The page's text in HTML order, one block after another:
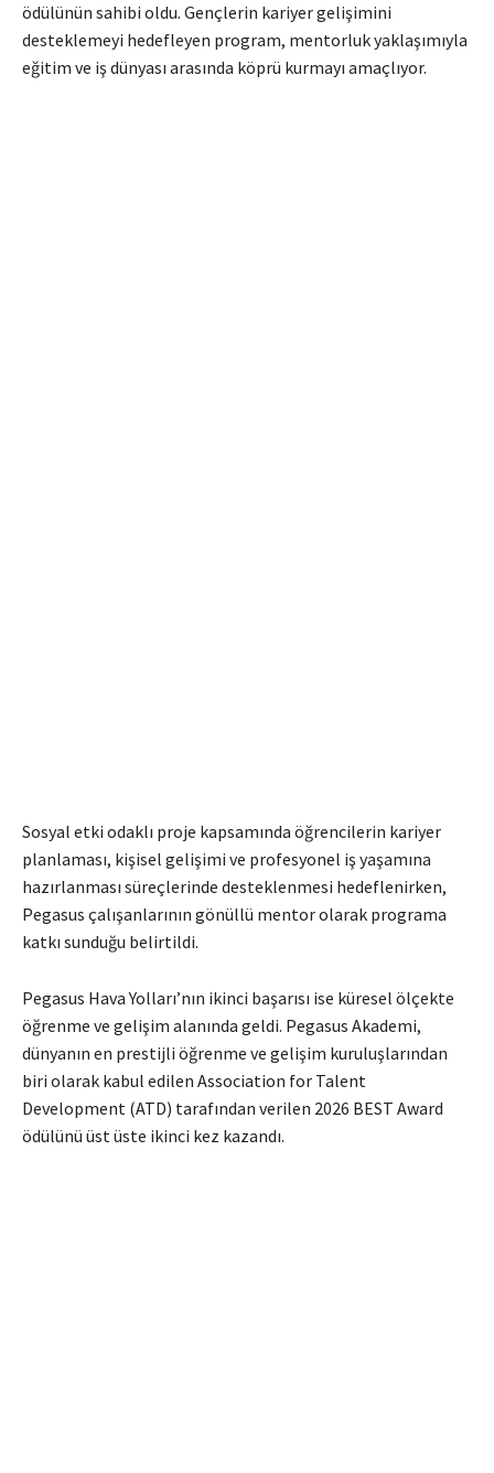
ödülünün sahibi oldu. Gençlerin kariyer gelişimini
desteklemeyi hedefleyen program, mentorluk yaklaşımıyla
eğitim ve iş dünyası arasında köprü kurmayı amaçlıyor.
Sosyal etki odaklı proje kapsamında öğrencilerin kariyer
planlaması, kişisel gelişimi ve profesyonel iş yaşamına
hazırlanması süreçlerinde desteklenmesi hedeflenirken,
Pegasus çalışanlarının gönüllü mentor olarak programa
katkı sunduğu belirtildi.
Pegasus Hava Yolları’nın ikinci başarısı ise küresel ölçekte
öğrenme ve gelişim alanında geldi. Pegasus Akademi,
dünyanın en prestijli öğrenme ve gelişim kuruluşlarından
biri olarak kabul edilen Association for Talent
Development (ATD) tarafından verilen 2026 BEST Award
ödülünü üst üste ikinci kez kazandı.